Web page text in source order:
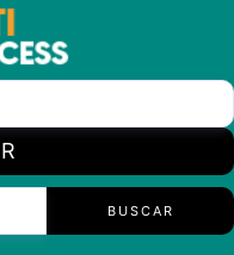
BUSCAR